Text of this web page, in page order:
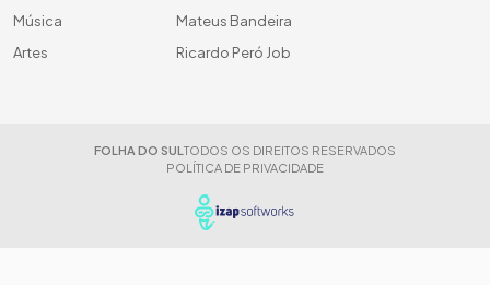
Música
Artes
Mateus Bandeira
Ricardo Peró Job
FOLHA DO SUL TODOS OS DIREITOS RESERVADOS
POLÍTICA DE PRIVACIDADE